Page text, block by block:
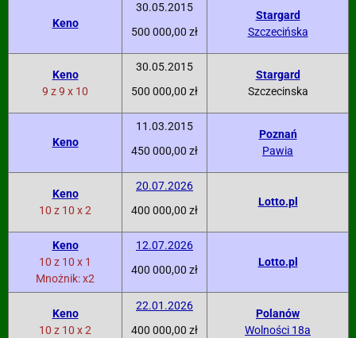
Keno
30.05.2015
500 000,00 zł
Stargard
Szczecińska
Keno
9 z 9 x 10
30.05.2015
500 000,00 zł
Stargard
Szczecinska
Keno
11.03.2015
450 000,00 zł
Poznań
Pawia
Keno
10 z 10 x 2
20.07.2026
400 000,00 zł
Lotto.pl
Keno
10 z 10 x 1
Mnożnik: x2
12.07.2026
400 000,00 zł
Lotto.pl
Keno
10 z 10 x 2
22.01.2026
400 000,00 zł
Polanów
Wolności 18a